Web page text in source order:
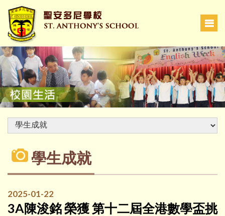
學生成就
2025-01-22
3A陳浚銘 榮獲 第十二屆全港數學盃挑